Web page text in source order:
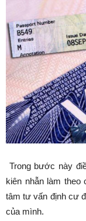
Trong bước này
kiên nhẫn làm
tâm tư vấn định cư
của mình.